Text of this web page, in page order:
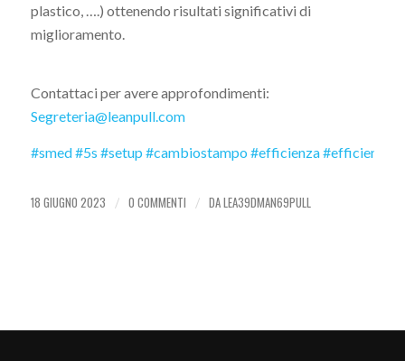
plastico, ….) ottenendo risultati significativi di
miglioramento.
Contattaci per avere approfondimenti:
Segreteria@leanpull.com
#smed#5s #setup #cambiostampo #efficienza
18 GIUGNO 2023 / 0 COMMENTI / DALEA39DMAN69PULL